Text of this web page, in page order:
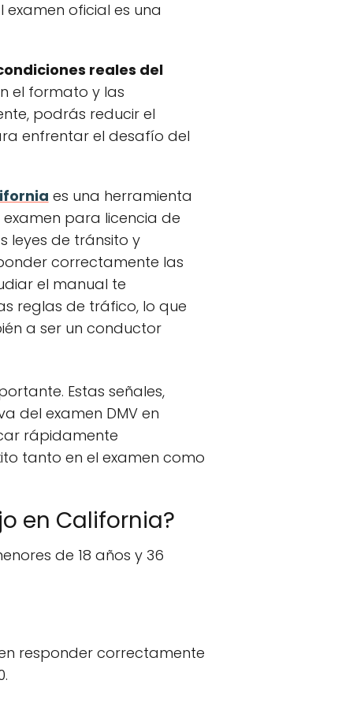
oficial es una
reales del
el formato y las
podrás reducir el
enfrentar el desafío del
es una herramienta
para licencia de
leyes de tránsito y
correctamente las
el manual te
reglas de tráfico, lo que
a ser un conductor
Estas señales,
del examen DMV en
rápidamente
tanto en el examen como
en California?
de 18 años y 36
responder correctamente